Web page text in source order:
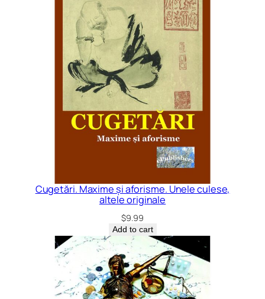
Cugetări. Maxime și aforisme. Unele culese,
altele originale
$9.99
Add to cart